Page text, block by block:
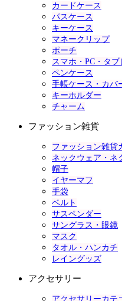
カードケース
パスケース
キーケース
マネークリップ
ポーチ
スマホ・PC・タ
ペンケース
手帳ケース・カバ
キーホルダー
チャーム
ファッション雑貨
ファッション雑貨
ネックウェア・ネ
帽子
イヤーマフ
手袋
ベルト
サスペンダー
サングラス・眼鏡
マスク
タオル・ハンカチ
レイングッズ
アクセサリー
アクセサリーカテ